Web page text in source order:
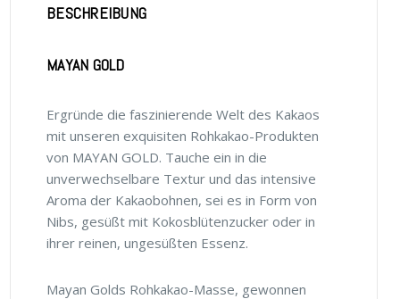
BESCHREIBUNG
MAYAN GOLD
Ergründe die faszinierende Welt des Kakaos
mit unseren exquisiten Rohkakao-Produkten
von MAYAN GOLD. Tauche ein in die
unverwechselbare Textur und das intensive
Aroma der Kakaobohnen, sei es in Form von
Nibs, gesüßt mit Kokosblütenzucker oder in
ihrer reinen, ungesüßten Essenz.
Mayan Golds Rohkakao-Masse, gewonnen